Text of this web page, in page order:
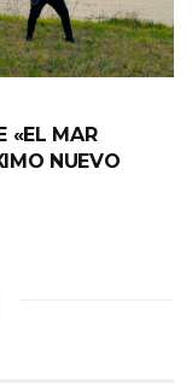
«EL MAR
NUEVO